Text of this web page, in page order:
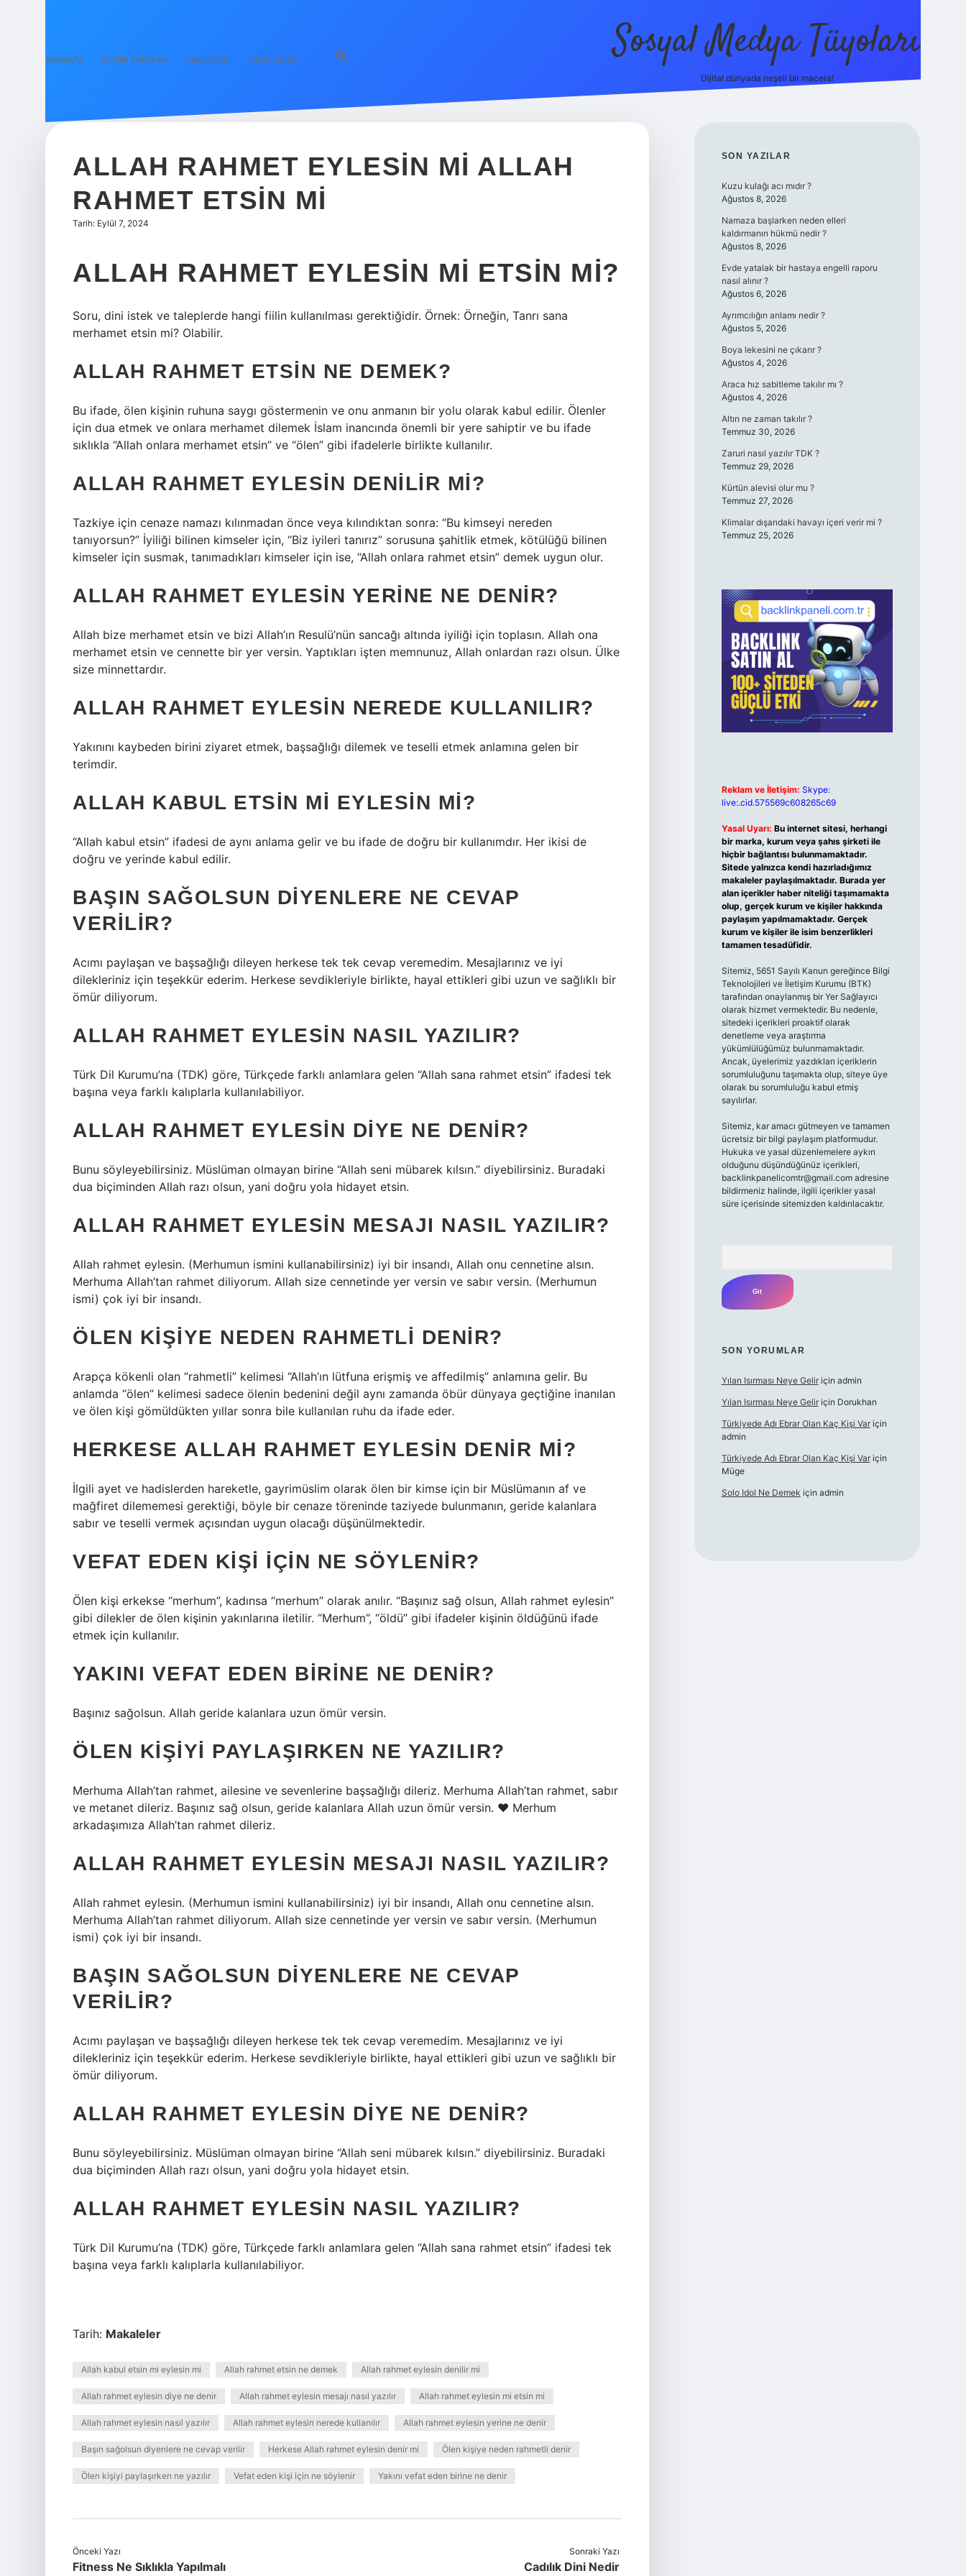
Anasayfa Gizlilik Politikası Yasal Uyarı Hakkımızda Sosyal Medya Tüyoları
Dijital dünyada neşeli bir macera!
ALLAH RAHMET EYLESIN MI ALLAH
RAHMET ETSIN MI
Tarih: Eylül 7, 2024
ALLAH RAHMET EYLESIN MI ETSIN MI?
Soru, dini istek ve taleplerde hangi fiilin kullanılması gerektiğidir. Örnek: Örneğin, Tanrı sana
merhamet etsin mi? Olabilir.
ALLAH RAHMET ETSIN NE DEMEK?
Bu ifade, ölen kişinin ruhuna saygı göstermenin ve onu anmanın bir yolu olarak kabul edilir. Ölenler
için dua etmek ve onlara merhamet dilemek İslam inancında önemli bir yere sahiptir ve bu ifade
sıklıkla “Allah onlara merhamet etsin” ve “ölen” gibi ifadelerle birlikte kullanılır.
ALLAH RAHMET EYLESIN DENILIR MI?
Tazkiye için cenaze namazı kılınmadan önce veya kılındıktan sonra: “Bu kimseyi nereden
tanıyorsun?” İyiliği bilinen kimseler için, “Biz iyileri tanırız” sorusuna şahitlik etmek, kötülüğü bilinen
kimseler için susmak, tanımadıkları kimseler için ise, “Allah onlara rahmet etsin” demek uygun olur.
ALLAH RAHMET EYLESIN YERINE NE DENIR?
Allah bize merhamet etsin ve bizi Allah’ın Resulü’nün sancağı altında iyiliği için toplasın. Allah ona
merhamet etsin ve cennette bir yer versin. Yaptıkları işten memnunuz, Allah onlardan razı olsun. Ülke
size minnettardır.
ALLAH RAHMET EYLESIN NEREDE KULLANILIR?
Yakınını kaybeden birini ziyaret etmek, başsağlığı dilemek ve teselli etmek anlamına gelen bir
terimdir.
ALLAH KABUL ETSIN MI EYLESIN MI?
“Allah kabul etsin” ifadesi de aynı anlama gelir ve bu ifade de doğru bir kullanımdır. Her ikisi de
doğru ve yerinde kabul edilir.
BAŞIN SAĞOLSUN DIYENLERE NE CEVAP
VERILIR?
Acımı paylaşan ve başsağlığı dileyen herkese tek tek cevap veremedim. Mesajlarınız ve iyi
dilekleriniz için teşekkür ederim. Herkese sevdikleriyle birlikte, hayal ettikleri gibi uzun ve sağlıklı bir
ömür diliyorum.
ALLAH RAHMET EYLESIN NASIL YAZILIR?
Türk Dil Kurumu’na (TDK) göre, Türkçede farklı anlamlara gelen “Allah sana rahmet etsin” ifadesi tek
başına veya farklı kalıplarla kullanılabiliyor.
ALLAH RAHMET EYLESIN DIYE NE DENIR?
Bunu söyleyebilirsiniz. Müslüman olmayan birine “Allah seni mübarek kılsın.” diyebilirsiniz. Buradaki
dua biçiminden Allah razı olsun, yani doğru yola hidayet etsin.
ALLAH RAHMET EYLESIN MESAJI NASIL YAZILIR?
Allah rahmet eylesin. (Merhumun ismini kullanabilirsiniz) iyi bir insandı, Allah onu cennetine alsın.
Merhuma Allah’tan rahmet diliyorum. Allah size cennetinde yer versin ve sabır versin. (Merhumun
ismi) çok iyi bir insandı.
ÖLEN KIŞIYE NEDEN RAHMETLI DENIR?
Arapça kökenli olan “rahmetli” kelimesi “Allah’ın lütfuna erişmiş ve affedilmiş” anlamına gelir. Bu
anlamda “ölen” kelimesi sadece ölenin bedenini değil aynı zamanda öbür dünyaya geçtiğine inanılan
ve ölen kişi gömüldükten yıllar sonra bile kullanılan ruhu da ifade eder.
HERKESE ALLAH RAHMET EYLESIN DENIR MI?
İlgili ayet ve hadislerden hareketle, gayrimüslim olarak ölen bir kimse için bir Müslümanın af ve
mağfiret dilememesi gerektiği, böyle bir cenaze töreninde taziyede bulunmanın, geride kalanlara
sabır ve teselli vermek açısından uygun olacağı düşünülmektedir.
VEFAT EDEN KIŞI IÇIN NE SÖYLENIR?
Ölen kişi erkekse “merhum”, kadınsa “merhum” olarak anılır. “Başınız sağ olsun, Allah rahmet eylesin”
gibi dilekler de ölen kişinin yakınlarına iletilir. “Merhum”, “öldü” gibi ifadeler kişinin öldüğünü ifade
etmek için kullanılır.
YAKINI VEFAT EDEN BIRINE NE DENIR?
Başınız sağolsun. Allah geride kalanlara uzun ömür versin.
ÖLEN KIŞIYI PAYLAŞIRKEN NE YAZILIR?
Merhuma Allah’tan rahmet, ailesine ve sevenlerine başsağlığı dileriz. Merhuma Allah’tan rahmet, sabır
ve metanet dileriz. Başınız sağ olsun, geride kalanlara Allah uzun ömür versin. ♥ Merhum
arkadaşımıza Allah’tan rahmet dileriz.
ALLAH RAHMET EYLESIN MESAJI NASIL YAZILIR?
Allah rahmet eylesin. (Merhumun ismini kullanabilirsiniz) iyi bir insandı, Allah onu cennetine alsın.
Merhuma Allah’tan rahmet diliyorum. Allah size cennetinde yer versin ve sabır versin. (Merhumun
ismi) çok iyi bir insandı.
BAŞIN SAĞOLSUN DIYENLERE NE CEVAP
VERILIR?
Acımı paylaşan ve başsağlığı dileyen herkese tek tek cevap veremedim. Mesajlarınız ve iyi
dilekleriniz için teşekkür ederim. Herkese sevdikleriyle birlikte, hayal ettikleri gibi uzun ve sağlıklı bir
ömür diliyorum.
ALLAH RAHMET EYLESIN DIYE NE DENIR?
Bunu söyleyebilirsiniz. Müslüman olmayan birine “Allah seni mübarek kılsın.” diyebilirsiniz. Buradaki
dua biçiminden Allah razı olsun, yani doğru yola hidayet etsin.
ALLAH RAHMET EYLESIN NASIL YAZILIR?
Türk Dil Kurumu’na (TDK) göre, Türkçede farklı anlamlara gelen “Allah sana rahmet etsin” ifadesi tek
başına veya farklı kalıplarla kullanılabiliyor.
Tarih: Makaleler
Allah kabul etsin mi eylesin mi Allah rahmet etsin ne demek Allah rahmet eylesin denilir mi
Allah rahmet eylesin diye ne denir Allah rahmet eylesin mesajı nasıl yazılır Allah rahmet eylesin mi etsin mi
Allah rahmet eylesin nasıl yazılır Allah rahmet eylesin nerede kullanılır Allah rahmet eylesin yerine ne denir
Başın sağolsun diyenlere ne cevap verilir Herkese Allah rahmet eylesin denir mi Ölen kişiye neden rahmetli denir
Ölen kişiyi paylaşırken ne yazılır Vefat eden kişi için ne söylenir Yakını vefat eden birine ne denir
Önceki Yazı
Fitness Ne Sıklıkla Yapılmalı
Sonraki Yazı
Cadılık Dini Nedir
SIDEBAR
SON YAZILAR
Kuzu kulağı acı mıdır ?
Ağustos 8, 2026
Namaza başlarken neden elleri
kaldırmanın hükmü nedir ?
Ağustos 8, 2026
Evde yatalak bir hastaya engelli raporu
nasıl alınır ?
Ağustos 6, 2026
Ayrımcılığın anlamı nedir ?
Ağustos 5, 2026
Boya lekesini ne çıkarır ?
Ağustos 4, 2026
Araca hız sabitleme takılır mı ?
Ağustos 4, 2026
Altın ne zaman takılır ?
Temmuz 30, 2026
Zaruri nasıl yazılır TDK ?
Temmuz 29, 2026
Kürtün alevisi olur mu ?
Temmuz 27, 2026
Klimalar dışarıdaki havayı içeri verir mi ?
Temmuz 25, 2026
Reklam ve İletişim: Skype:
live:.cid.575569c608265c69
Yasal Uyarı: Bu internet sitesi, herhangi
bir marka, kurum veya şahıs şirketi ile
hiçbir bağlantısı bulunmamaktadır.
Sitede yalnızca kendi hazırladığımız
makaleler paylaşılmaktadır. Burada yer
alan içerikler haber niteliği taşımamakta
olup, gerçek kurum ve kişiler hakkında
paylaşım yapılmamaktadır. Gerçek
kurum ve kişiler ile isim benzerlikleri
tamamen tesadüfidir.
Sitemiz, 5651 Sayılı Kanun gereğince Bilgi
Teknolojileri ve İletişim Kurumu (BTK)
tarafından onaylanmış bir Yer Sağlayıcı
olarak hizmet vermektedir. Bu nedenle,
sitedeki içerikleri proaktif olarak
denetleme veya araştırma
yükümlülüğümüz bulunmamaktadır.
Ancak, üyelerimiz yazdıkları içeriklerin
sorumluluğunu taşımakta olup, siteye üye
olarak bu sorumluluğu kabul etmiş
sayılırlar.
Sitemiz, kar amacı gütmeyen ve tamamen
ücretsiz bir bilgi paylaşım platformudur.
Hukuka ve yasal düzenlemelere aykırı
olduğunu düşündüğünüz içerikleri,
backlinkpanelicomtr@gmail.comadresine
bildirmeniz halinde, ilgili içerikler yasal
süre içerisinde sitemizden kaldırılacaktır.
SON YORUMLAR
Yılan Isırması Neye Geliriçin admin
Yılan Isırması Neye Geliriçin Dorukhan
Türkiyede Adı Ebrar Olan Kaç Kişi Variçin
admin
Türkiyede Adı Ebrar Olan Kaç Kişi Variçin
Müge
Solo Idol Ne Demek için admin